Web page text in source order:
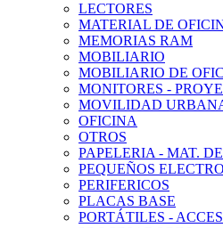
LECTORES
MATERIAL DE
MEMORIAS RAM
MOBILIARIO
MOBILIARIO DE
MONITORES -
MOVILIDAD
OFICINA
OTROS
PAPELERIA - MAT.
PEQUEÑOS
PERIFERICOS
PLACAS BASE
PORTÁTILES -